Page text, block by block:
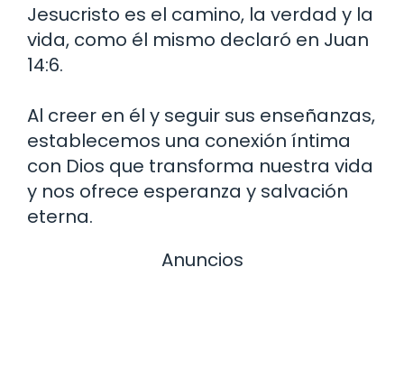
Jesucristo es el camino, la verdad y la
vida, como él mismo declaró en Juan
14:6.
Al creer en él y seguir sus enseñanzas,
establecemos una conexión íntima
con Dios que transforma nuestra vida
y nos ofrece esperanza y salvación
eterna.
Anuncios